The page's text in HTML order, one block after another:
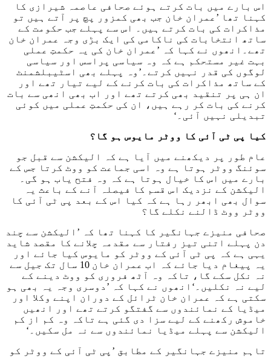
اس بارے میں بات کرتے ہوئے صحافی عاصمہ شیرازی کا
کہنا تھا ’عمران خان جب بھی کمزور پچ پر آتے ہیں تو
مذاکرات کی بات کرتے ہیں۔ اس سے پہلے جب حکومت کے
ساتھ انتخابات کی ناکامی کی ایک بڑی وجہ عمران خان
تھے۔انھوں نے کہا کہ ’عمران خان کی یہ حکمتِ عملی
بہت غیر مستحکم ہے کہ وہ سیاسی پراسس اور سیاسی
لوگوں کی قدر نہیں کرتے۔’وہ پہلے بھی اسٹیبلشمنٹ
کے ساتھ مذاکرات کی بات کرنے کے لیے تیار تھے اور
ان ہی پر تنقید بھی کرتے تھے اور اب بھی انھی سے بات
کرنے کی بات کر رہے ہیں، ان کی حکمتِ عملی میں کوئی
تبدیلی نہیں آئی۔‘
کیا پی ٹی آئی کا ووٹر مایوس ہو گا؟
عام طور پر دیکھنے میں آیا ہے کہ الیکشن سے قبل جو
سوئنگ ووٹر ہوتا ہے وہ اسی جماعت کو ووٹ کرتا جس کے
بارے میں اس کا خیال ہوتا ہے کہ وہ فتح یاب ہو گی۔
الیکشن کے نزدیک اس قسم کا فیصلہ آنے کے باعث یہ
سوال بھی ابھر رہا ہے کہ کیا اس کے بعد پی ٹی آئی کا
ووٹر ووٹ ڈالنے نکلے گا؟
صحافی منیزے جہانگیر کا کہنا تھا کہ ’الیکشن سے چند
دن پہلے اتنی تیز رفتار سے مقدمہ چلانے کا مقصد شاید
یہی ہے کہ پی ٹی آئی کے ووٹر کو مایوس کیا جائے اور
یہ پیغام دیا جائے کہ اب عمران خان 10 سال تک جیل سے
نہ نکل سکے گا، تاکہ وہ آٹھ فروری کو ووٹ دینے کے
لیے نہ نکلیں۔‘انھوں نے کہا کہ ’دوسری وجہ یہ بھی ہو
سکتی ہے کہ عمران خان ٹرائل کے دوران اپنے وکلا اور
میڈیا کے نمائندوں سے گفتگو کرتے تھے اور انھیں
خاموش رکھنے کے لیے سزا دی گئی ہے تاکہ وہ کم از کم
الیکشن سے پہلے میڈیا نمائندوں سے نہ مل سکیں۔‘
تاہم منیزے جہانگیر کے مطابق ’پی ٹی آئی کے ووٹر کو